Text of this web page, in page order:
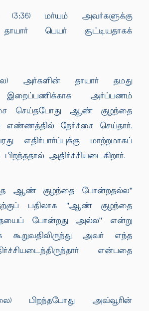
(3:36) மர்யம் அவர்களுக்கு
பெயர் சூட்டியதாகக்
அர்களின் தாயார் தமது
இறைப்பணிக்காக அர்ப்பணம்
செய்தபோது ஆண் குழந்தை
எண்ணத்தில் நேர்ச்சை செய்தார்.
மாற்றமாகப்
அதிர்ச்சியடைகிறார்.
ஆண் குழந்தை போன்றதல்ல''
பதிலாக "ஆண் குழந்தை
போன்றது அல்ல'' என்று
கூறுவதிலிருந்து அவர் எந்த
என்பதை
பிறந்தபோது அவ்வூரின்